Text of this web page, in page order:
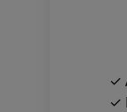
✓
✓